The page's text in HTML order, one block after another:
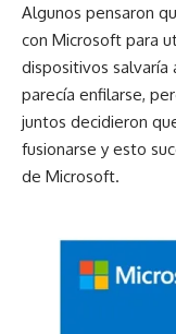
Algunos pensaron
con Microsoft para
dispositivos salvaría
parecía enfilarse,
juntos decidieron
fusionarse y esto
de Microsoft.